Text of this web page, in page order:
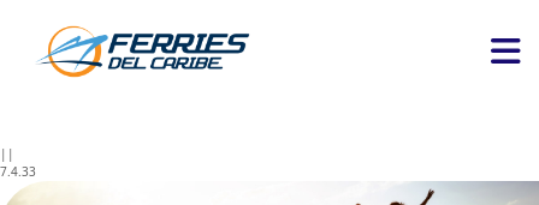
||
7.4.33